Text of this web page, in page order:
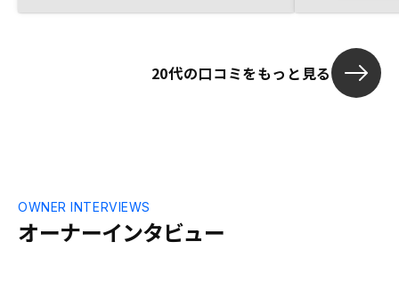
20代の口コミをもっと見る
オーナーインタビュー
OWNER INTERVIEWS